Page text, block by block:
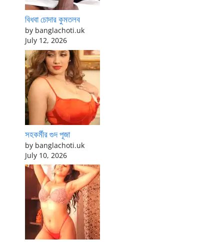
বিধবা চোদার কুমতলব
by banglachoti.uk
July 12, 2026
সহকর্মীর গুদ পূজা
by banglachoti.uk
July 10, 2026